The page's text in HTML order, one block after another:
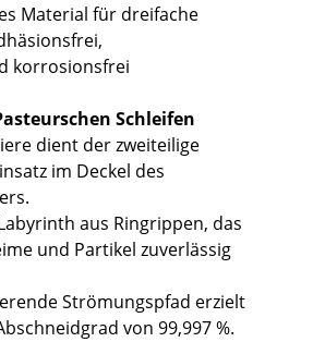
Material für dreifache
korrosionsfrei
Schleifen
dient der zweiteilige
im Deckel des
aus Ringrippen, das
und Partikel zuverlässig
Strömungspfad erzielt
von 99,997 %.